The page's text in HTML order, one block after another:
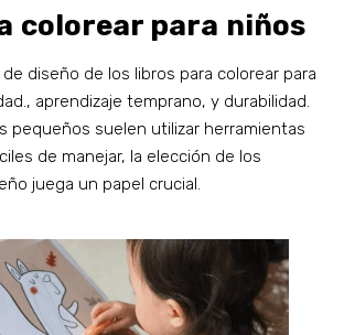
colorear para niños
diseño de los libros para colorear para
aprendizaje temprano, y durabilidad.
pequeños suelen utilizar herramientas
de manejar, la elección de los
juega un papel crucial.